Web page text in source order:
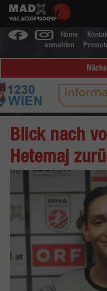
Home
anmelden
Blick nach
Hetemaj